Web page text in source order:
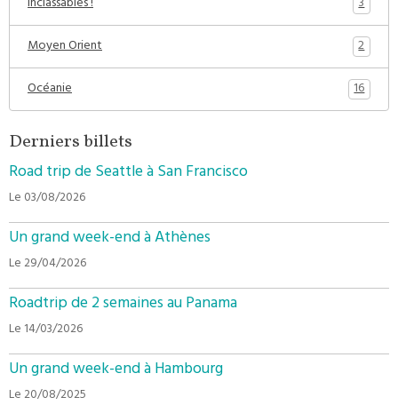
Moyen Orient
2
Océanie
16
Derniers billets
Road trip de Seattle à San Francisco
Le 03/08/2026
Un grand week-end à Athènes
Le 29/04/2026
Roadtrip de 2 semaines au Panama
Le 14/03/2026
Un grand week-end à Hambourg
Le 20/08/2025